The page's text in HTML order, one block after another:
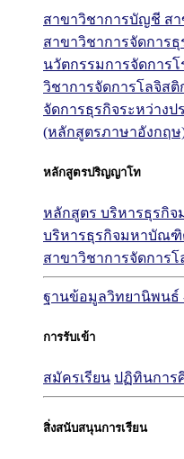
สาขาวิชาการบัญชี ส
สาขาวิชาการจัดการธุ
นวัตกรรมการจัดการ
วิชาการจัดการโลจิส
จัดการธุรกิจระหว่างป
(หลักสูตรภาษาอังกฤษ
หลักสูตรปริญญาโท
หลักสูตร บริหารธุรกิ
บริหารธุรกิจมหาบัณ
สาขาวิชาการจัดการ
ฐานข้อมูลวิทยานิพนธ์
การรับเข้า
สมัครเรียน ปฏิทินการ
สิ่งสนับสนุนการเรียน